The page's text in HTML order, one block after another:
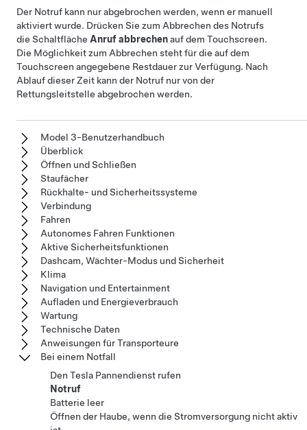
Der Notruf kann nur abgebrochen werden, wenn er manuell
aktiviert wurde. Drücken Sie zum Abbrechen des Notrufs
die Schaltfläche Anruf abbrechenauf dem Touchscreen.
Die Möglichkeit zum Abbrechen steht für die auf dem
Touchscreen angegebene Restdauer zur Verfügung. Nach
Ablauf dieser Zeit kann der Notruf nur von der
Rettungsleitstelle abgebrochen werden.
Model 3-Benutzerhandbuch
Überblick
Öffnen und Schließen
Staufächer
Rückhalte- und Sicherheitssysteme
Verbindung
Fahren
Autonomes Fahren Funktionen
Aktive Sicherheitsfunktionen
Dashcam, Wächter-Modus und Sicherheit
Klima
Navigation und Entertainment
Aufladen und Energieverbrauch
Wartung
Technische Daten
Anweisungen für Transporteure
Bei einem Notfall
Den Tesla Pannendienst rufen
Notruf
Batterie leer
Öffnen der Haube, wenn die Stromversorgung nicht aktiv